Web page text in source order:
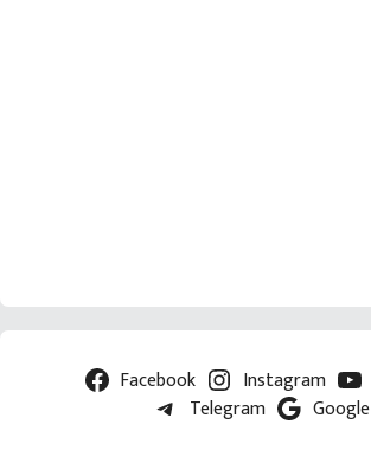
Facebook Instagram
Telegram
Google